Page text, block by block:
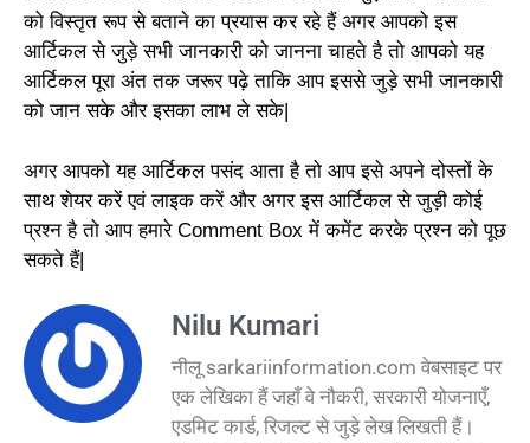
को विस्तृत रूप से बताने का प्रयास कर रहे हैं अगर आपको इस
आर्टिकल से जुड़े सभी जानकारी को जानना चाहते है तो आपको यह
आर्टिकल पूरा अंत तक जरूर पढ़े ताकि आप इससे जुड़े सभी जानकारी
को जान सके और इसका लाभ ले सके|
अगर आपको यह आर्टिकल पसंद आता है तो आप इसे अपने दोस्तों के
साथ शेयर करें एवं लाइक करें और अगर इस आर्टिकल से जुड़ी कोई
प्रश्न है तो आप हमारे Comment Box में कमेंट करके प्रश्न को पूछ
सकते हैं|
Nilu Kumari
नीलू sarkariinformation.com वेबसाइट पर
एक लेखिका हैं जहाँ वे नौकरी, सरकारी योजनाएँ,
एडमिट कार्ड, रिजल्ट से जुड़े लेख लिखती हैं।